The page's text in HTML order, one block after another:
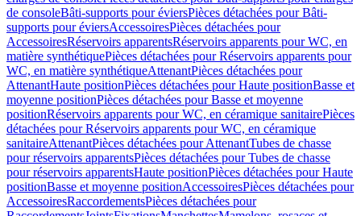
de consoleBâti-supports pour éviersPièces détachées pour Bâti-
supports pour éviersAccessoiresPièces détachées pour
AccessoiresRéservoirs apparentsRéservoirs apparents pour WC, en
matière synthétiquePièces détachées pour Réservoirs apparents pour
WC, en matière synthétiqueAttenantPièces détachées pour
AttenantHaute positionPièces détachées pour Haute positionBasse et
moyenne positionPièces détachées pour Basse et moyenne
positionRéservoirs apparents pour WC, en céramique sanitairePièces
détachées pour Réservoirs apparents pour WC, en céramique
sanitaireAttenantPièces détachées pour AttenantTubes de chasse
pour réservoirs apparentsPièces détachées pour Tubes de chasse
pour réservoirs apparentsHaute positionPièces détachées pour Haute
positionBasse et moyenne positionAccessoiresPièces détachées pour
AccessoiresRaccordementsPièces détachées pour